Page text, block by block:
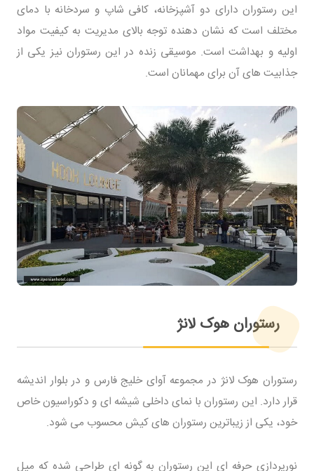
این رستوران دارای دو آشپزخانه، کافی شاپ و سردخانه با دمای
مختلف است که نشان دهنده توجه بالای مدیریت به کیفیت مواد
اولیه و بهداشت است. موسیقی زنده در این رستوران نیز یکی از
جذابیت های آن برای مهمانان است.
رستوران هوک لانژ
رستوران هوک لانژ در مجموعه آوای خلیج فارس و در بلوار اندیشه
قرار دارد. این رستوران با نمای داخلی شیشه ای و دکوراسیون خاص
خود، یکی از زیباترین رستوران های کیش محسوب می شود.
نورپردازی حرفه ای این رستوران به گونه ای طراحی شده که میل